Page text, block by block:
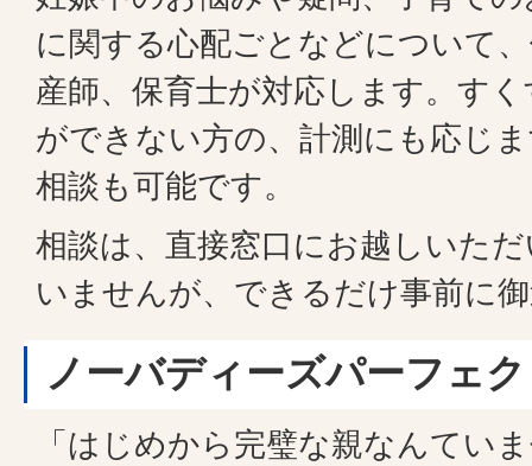
に関する心配ごとなどについて
産師、保育士が対応します。す
ができない方の、計測にも応じ
相談も可能です。
相談は、直接窓口にお越しいた
いませんが、できるだけ事前に
ノーバディーズパーフェ
「はじめから完璧な親なんてい